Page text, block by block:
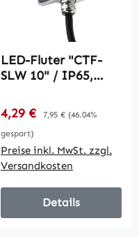
LED-Fluter "CTF-
SLW 10" / IP65,
neutralweiß
Verkaufspreis:
4,29 € Regulärer Preis:
7,95 € (46.04%
gespart)
Preise inkl. MwSt. zzgl.
Versandkosten
Details